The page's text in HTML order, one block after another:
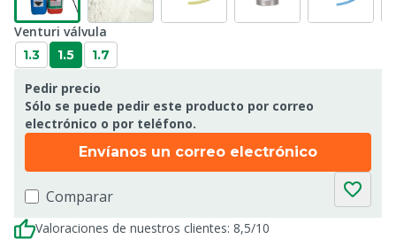
Venturi válvula
1.3 1.5 1.7
Pedir precio
Sólo se puede pedir este producto por correo
electrónico o por teléfono.
Envíanos un correo electrónico
Comparar
Valoraciones de nuestros clientes: 8,5/10